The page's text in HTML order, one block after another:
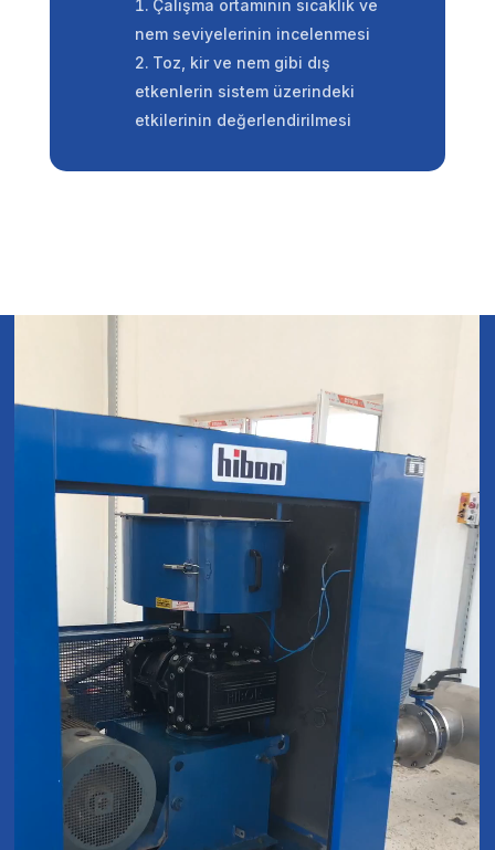
Çalışma ortamının sıcaklık ve
nem seviyelerinin incelenmesi
Toz, kir ve nem gibi dış
etkenlerin sistem üzerindeki
etkilerinin değerlendirilmesi